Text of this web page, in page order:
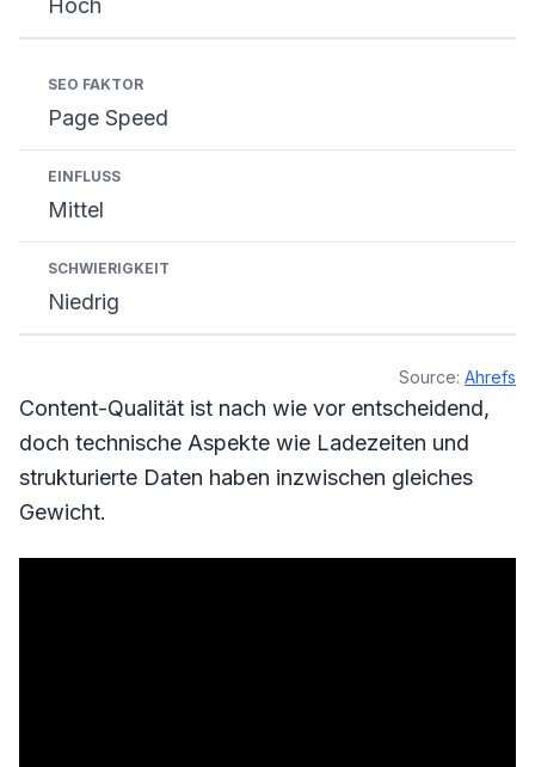
Hoch
Page Speed
Mittel
Niedrig
Source: Ahrefs
Content-Qualität ist nach wie vor entscheidend,
doch technische Aspekte wie Ladezeiten und
strukturierte Daten haben inzwischen gleiches
Gewicht.